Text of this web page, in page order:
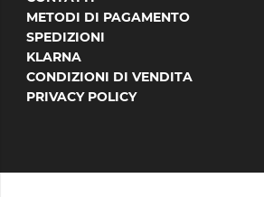
METODI DI PAGAMENTO
SPEDIZIONI
KLARNA
CONDIZIONI DI VENDITA
PRIVACY POLICY